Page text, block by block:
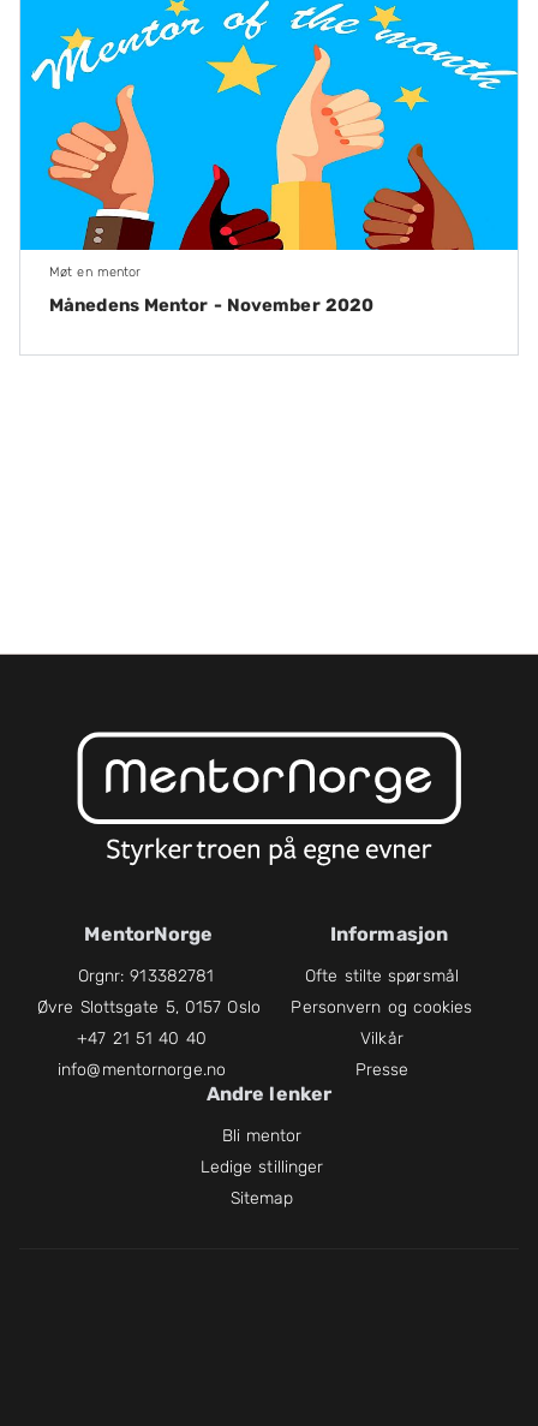
Møt en mentor
Månedens Mentor - November 2020
MentorNorge
Orgnr: 913382781
Øvre Slottsgate 5, 0157 Oslo
+47 21 51 40 40
info@mentornorge.no
Informasjon
Ofte stilte spørsmål
Personvern og cookies
Vilkår
Presse
Andre lenker
Bli mentor
Ledige stillinger
Sitemap